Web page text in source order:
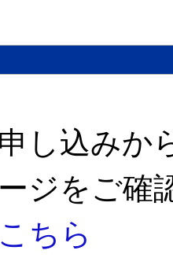
し込みか
ジをご確
ちら